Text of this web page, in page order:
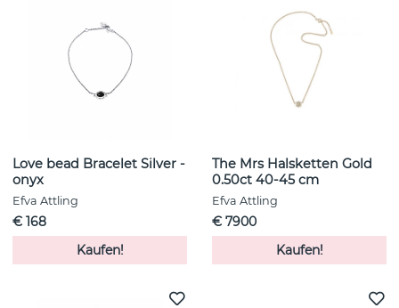
Love bead Bracelet Silver -
onyx
Efva Attling
€ 168
Kaufen!
The Mrs Halsketten Gold
0.50ct 40-45 cm
Efva Attling
€ 7900
Kaufen!